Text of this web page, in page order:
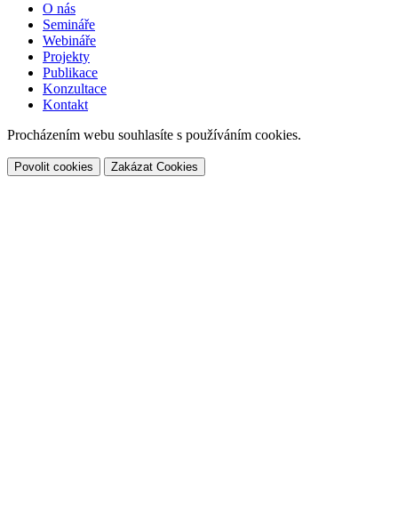
O nás
Semináře
Webináře
Projekty
Publikace
Konzultace
Kontakt
Procházením webu souhlasíte s používáním cookies.
Povolit cookies Zakázat Cookies